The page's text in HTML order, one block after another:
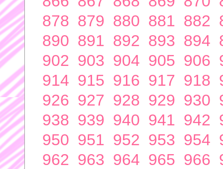
878 879 880 881 882
890 891 892 893 894
902 903 904 905 906
914 915 916 917 918
926 927 928 929 930
938 939 940 941 942
950 951 952 953 954
962 963 964 965 966